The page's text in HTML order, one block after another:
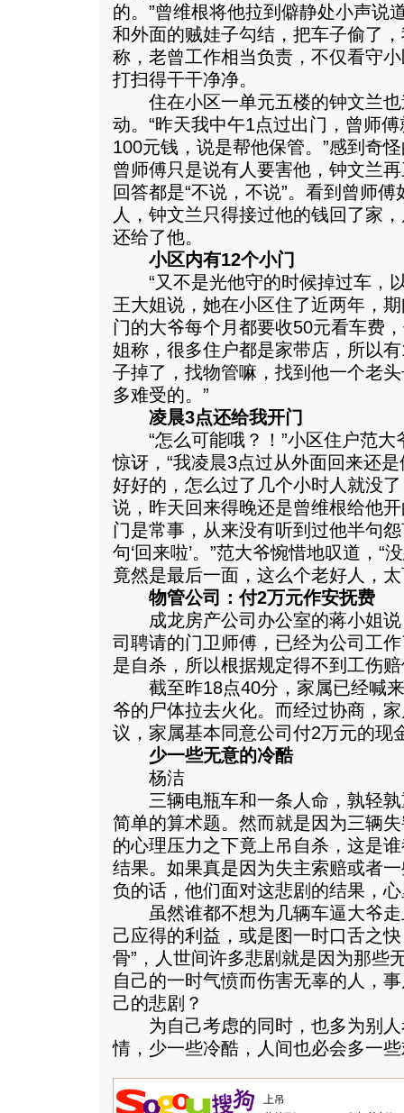
的。”曾维根将他拉到僻静处小声说
和外面的贼娃子勾结，把车子偷了
称，老曾工作相当负责，不仅看守
打扫得干干净净。
住在小区一单元五楼的钟文兰也
动。“昨天我中午1点过出门，曾师
100元钱，说是帮他保管。”感到奇
曾师傅只是说有人要害他，钟文兰
回答都是“不说，不说”。看到曾师
人，钟文兰只得接过他的钱回了家
还给了他。
小区内有12个小门
“又不是光他守的时候掉过车，
王大姐说，她在小区住了近两年，
门的大爷每个月都要收50元看车费
姐称，很多住户都是家带店，所以
子掉了，找物管嘛，找到他一个老
多难受的。”
凌晨3点还给我开门
“怎么可能哦？！”小区住户范大
惊讶，“我凌晨3点过从外面回来还
好好的，怎么过了几个小时人就没
说，昨天回来得晚还是曾维根给他
门是常事，从来没有听到过他半句
句‘回来啦’。”范大爷惋惜地叹道，“
竟然是最后一面，这么个老好人，太
物管公司：付2万元作安抚费
成龙房产公司办公室的蒋小姐说
司聘请的门卫师傅，已经为公司工
是自杀，所以根据规定得不到工伤
截至昨18点40分，家属已经喊来
爷的尸体拉去火化。而经过协商，
议，家属基本同意公司付2万元的现
少一些无意的冷酷
杨洁
三辆电瓶车和一条人命，孰轻孰
简单的算术题。然而就是因为三辆
的心理压力之下竟上吊自杀，这是
结果。如果真是因为失主索赔或者
负的话，他们面对这悲剧的结果，
虽然谁都不想为几辆车逼大爷走
己应得的利益，或是图一时口舌之
骨”，人世间许多悲剧就是因为那些
自己的一时气愤而伤害无辜的人，
己的悲剧？
为自己考虑的同时，也多为别人
情，少一些冷酷，人间也必会多一